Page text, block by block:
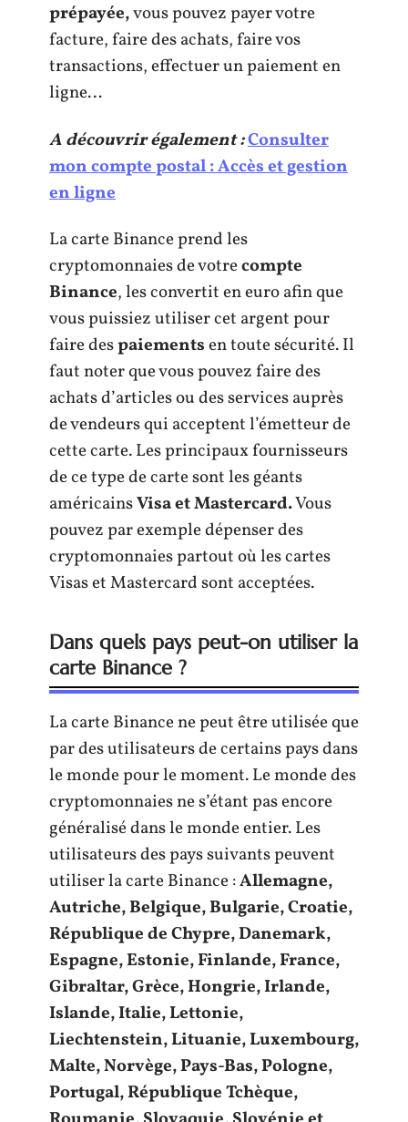
prépayée,vous pouvez payer votre
facture, faire des achats, faire vos
transactions, effectuer un paiement en
ligne…
A découvrir également :Consulter
mon compte postal : Accès et gestion
en ligne
La carte Binance prend les
cryptomonnaies de votrecompte
Binance, les convertit en euro afin que
vous puissiez utiliser cet argent pour
faire despaiementsen toute sécurité. Il
faut noter que vous pouvez faire des
achats d’articles ou des services auprès
de vendeurs qui acceptent l’émetteur de
cette carte. Les principaux fournisseurs
de ce type de carte sont les géants
américainsVisa et Mastercard.Vous
pouvez par exemple dépenser des
cryptomonnaies partout où les cartes
Visas et Mastercard sont acceptées.
Dans quels pays peut-on utiliser la
carte Binance ?
La carte Binance ne peut être utilisée que
par des utilisateurs de certains pays dans
le monde pour le moment. Le monde des
cryptomonnaies ne s’étant pas encore
généralisé dans le monde entier. Les
utilisateurs des pays suivants peuvent
utiliser la carte Binance :Allemagne,
Autriche, Belgique, Bulgarie, Croatie,
République de Chypre, Danemark,
Espagne, Estonie, Finlande, France,
Gibraltar, Grèce, Hongrie, Irlande,
Islande, Italie, Lettonie,
Liechtenstein, Lituanie, Luxembourg,
Malte, Norvège, Pays-Bas, Pologne,
Portugal, République Tchèque,